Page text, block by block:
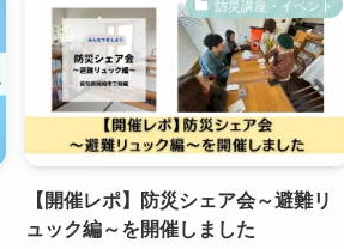
防災講座・イベント
【開催レポ】防災シェア会～避難リ
ュック編～を開催しました